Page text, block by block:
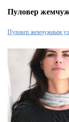
Пуловер
Пуловер жемчужным